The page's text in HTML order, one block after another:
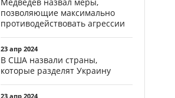
позволяющие максимально
противодействовать агрессии
23 апр 2024
В США назвали страны,
которые разделят Украину
23 апр 2024